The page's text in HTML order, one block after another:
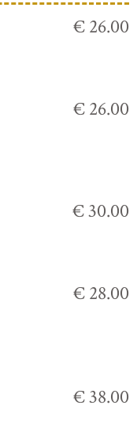
€ 26.00
€ 26.00
€ 30.00
€ 28.00
€ 38.00